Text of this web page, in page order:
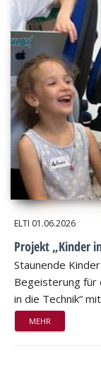
ELTI 01.06.2026
Projekt „Kinder
Staunende
Begeisterung für
in die Technik“
MEHR